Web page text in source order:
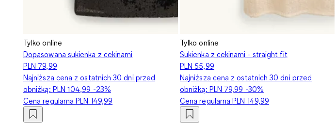
Tylko online
Dopasowana sukienka z cekinami
PLN 79,99
Najniższa cena z ostatnich 30 dni przed
obniżką: PLN 104,99 -23%
Cena regularnaPLN 149,99
Tylko online
Sukienka z cekinami - straight fit
PLN 55,99
Najniższa cena z ostatnich 30 dni przed
obniżką: PLN 79,99 -30%
Cena regularnaPLN 149,99